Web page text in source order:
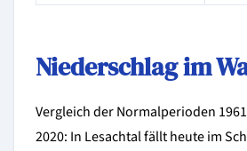
Niederschlag im
Vergleich der Normalperioden
2020: In Lesachtal fällt heute im